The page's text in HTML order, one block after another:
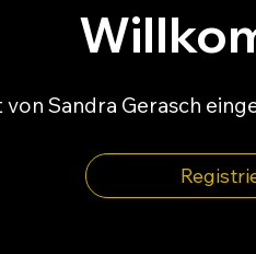
Sandra Gerasch